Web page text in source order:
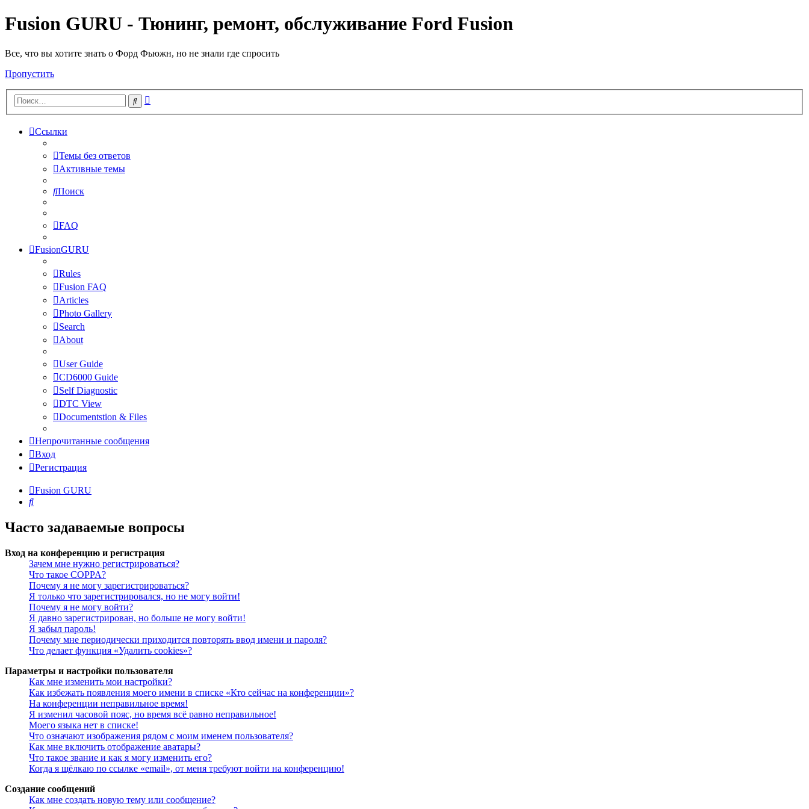
Fusion GURU - Тюнинг, ремонт, обслуживание Ford Fusion
Все, что вы хотите знать о Форд Фьюжн, но не знали где спросить
Пропустить
Поиск
Ссылки
Темы без ответов
Активные темы
Поиск
FAQ
FusionGURU
Rules
Fusion FAQ
Articles
Photo Gallery
Search
About
User Guide
CD6000 Guide
Self Diagnostic
DTC View
Documentstion & Files
Непрочитанные сообщения
Вход
Регистрация
Fusion GURU
Поиск
Часто задаваемые вопросы
Вход на конференцию и регистрация
Зачем мне нужно регистрироваться?
Что такое COPPA?
Почему я не могу зарегистрироваться?
Я только что зарегистрировался, но не могу войти!
Почему я не могу войти?
Я давно зарегистрирован, но больше не могу войти!
Я забыл пароль!
Почему мне периодически приходится повторять ввод имени и пароля?
Что делает функция «Удалить cookies»?
Параметры и настройки пользователя
Как мне изменить мои настройки?
Как избежать появления моего имени в списке «Кто сейчас на конференции»?
На конференции неправильное время!
Я изменил часовой пояс, но время всё равно неправильное!
Моего языка нет в списке!
Что означают изображения рядом с моим именем пользователя?
Как мне включить отображение аватары?
Что такое звание и как я могу изменить его?
Когда я щёлкаю по ссылке «email», от меня требуют войти на конференцию!
Создание сообщений
Как мне создать новую тему или сообщение?